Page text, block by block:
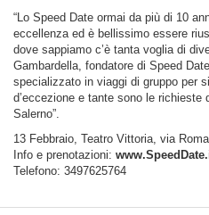
“Lo Speed Date ormai da più di 10
eccellenza ed è bellissimo essere
dove sappiamo c’è tanta voglia di
Gambardella, fondatore di Speed
specializzato in viaggi di gruppo per
d’eccezione e tante sono le richieste
Salerno”.
13 Febbraio, Teatro Vittoria, via
Info e prenotazioni:
Telefono: 3497625764